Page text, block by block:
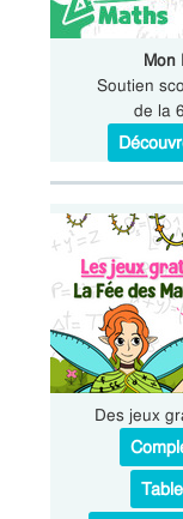
Mon
Soutien
de la
Des jeux